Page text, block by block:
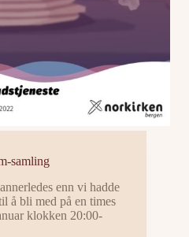
samling
enn vi hadde
å bli med på en times
klokken 20:00-